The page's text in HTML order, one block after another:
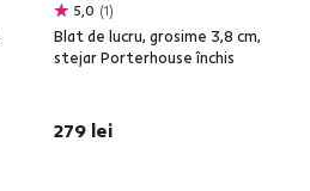
5,0 1
Blat de lucru, grosime 3,8 cm,
stejar Porterhouse închis
279 lei